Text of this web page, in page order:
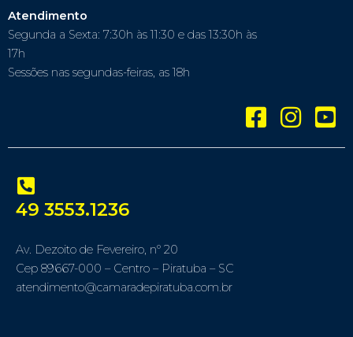
Atendimento
Segunda a Sexta: 7:30h às 11:30 e das 13:30h às
17h
Sessões nas segundas-feiras, as 18h
49 3553.1236
Av. Dezoito de Fevereiro, nº 20
Cep 89667-000 – Centro – Piratuba – SC
atendimento@camaradepiratuba.com.br